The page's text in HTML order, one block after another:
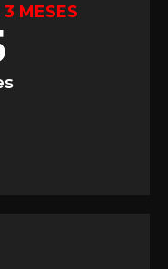
MESES